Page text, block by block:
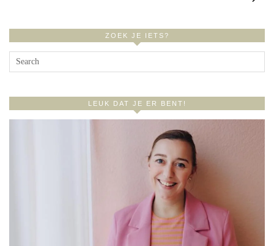
ZOEK JE IETS?
LEUK DAT JE ER BENT!